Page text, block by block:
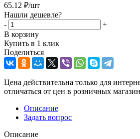
65.12 ₽/шт
Нашли дешевле?
-
+
В корзину
Купить в 1 клик
Поделиться
Цена действительна только для
отличаться от цен в розничных
Описание
Задать вопрос
Описание